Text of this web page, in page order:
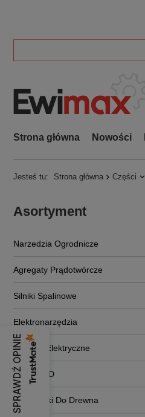
Strona główna Nowości
Jesteś tu: Strona główna Części
Asortyment
Narzedzia Ogrodnicze
Agregaty Prądotwórcze
Silniki Spalinowe
Elektronarzędzia
Pojazdy Elektryczne
RTV i AGD
Obrabiarki Do Drewna
SPRAWDŹ OPINIE